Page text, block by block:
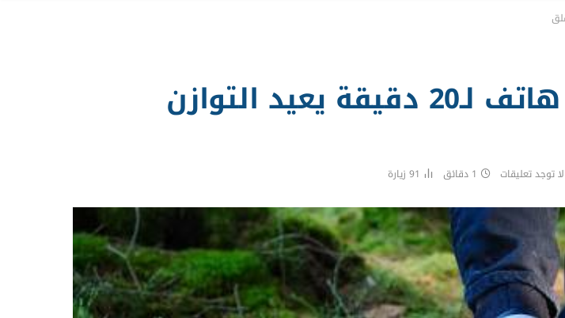
دراسة نفسية جديدة: المشي بلا هاتف لـ20 دقيقة يعيد التوازن
لا توجد تعليقات 1 دقائق 91 زيارة